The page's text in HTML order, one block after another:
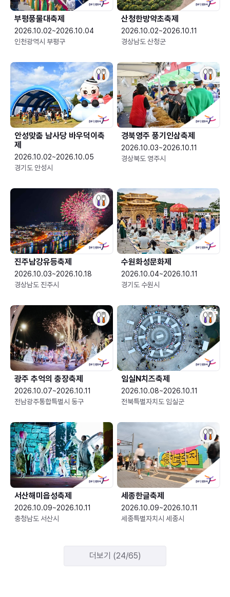
부평풍물대축제
2026.10.02~2026.10.04
인천광역시 부평구
산청한방약초축제
2026.10.02~2026.10.11
경상남도 산청군
안성맞춤 남사당 바우덕이축
제
2026.10.02~2026.10.05
경기도 안성시
경북영주 풍기인삼축제
2026.10.03~2026.10.11
경상북도 영주시
진주남강유등축제
2026.10.03~2026.10.18
경상남도 진주시
수원화성문화제
2026.10.04~2026.10.11
경기도 수원시
광주 추억의 충장축제
2026.10.07~2026.10.11
전남광주통합특별시 동구
임실N치즈축제
2026.10.08~2026.10.11
전북특별자치도 임실군
서산해미읍성축제
2026.10.09~2026.10.11
충청남도 서산시
세종한글축제
2026.10.09~2026.10.11
세종특별자치시 세종시
더보기 (24/65)